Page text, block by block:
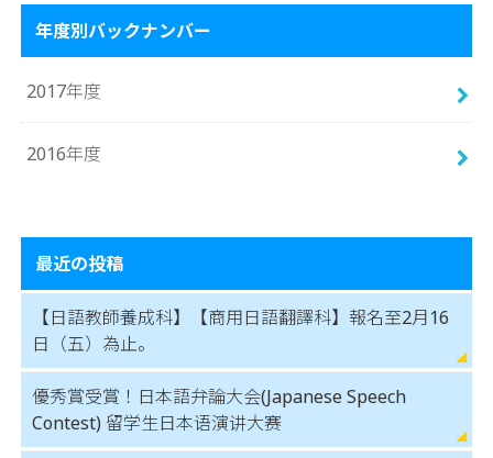
年度別バックナンバー
2017年度
2016年度
最近の投稿
【日語教師養成科】【商用日語翻譯科】報名至2月16
日（五）為止。
優秀賞受賞！日本語弁論大会(Japanese Speech
Contest) 留学生日本语演讲大赛